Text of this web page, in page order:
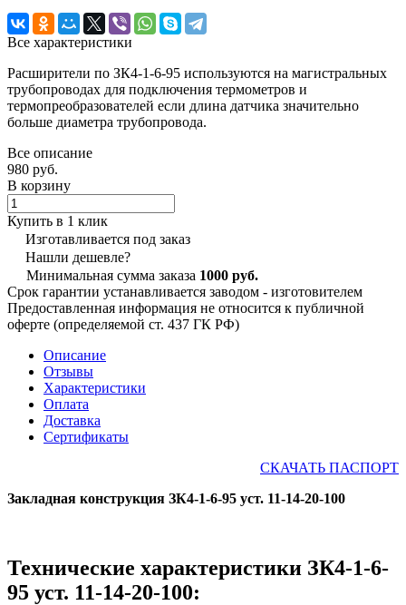
Все характеристики
Расширители по ЗК4-1-6-95 используются на магистральных
трубопроводах для подключения термометров и
термопреобразователей если длина датчика значительно
больше диаметра трубопровода.
Все описание
980 руб.
В корзину
Купить в 1 клик
Изготавливается под заказ
Нашли дешевле?
Минимальная сумма заказа 1000 руб.
Срок гарантии устанавливается заводом - изготовителем
Предоставленная информация не относится к публичной
оферте (определяемой ст. 437 ГК РФ)
Описание
Отзывы
Характеристики
Оплата
Доставка
Сертификаты
СКАЧАТЬ ПАСПОРТ
Закладная конструкция ЗК4-1-6-95 уст. 11-14-20-100
Технические характеристики ЗК4-1-6-
95 уст. 11-14-20-100: